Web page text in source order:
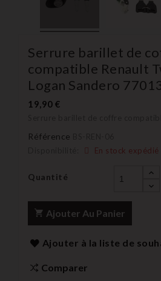
Serrure barillet de
compatible Renault
Logan Sandero
19,90 €
Référence
En stock
Quantité
Ajouter Au Panier
Ajouter à la liste de
Comparer